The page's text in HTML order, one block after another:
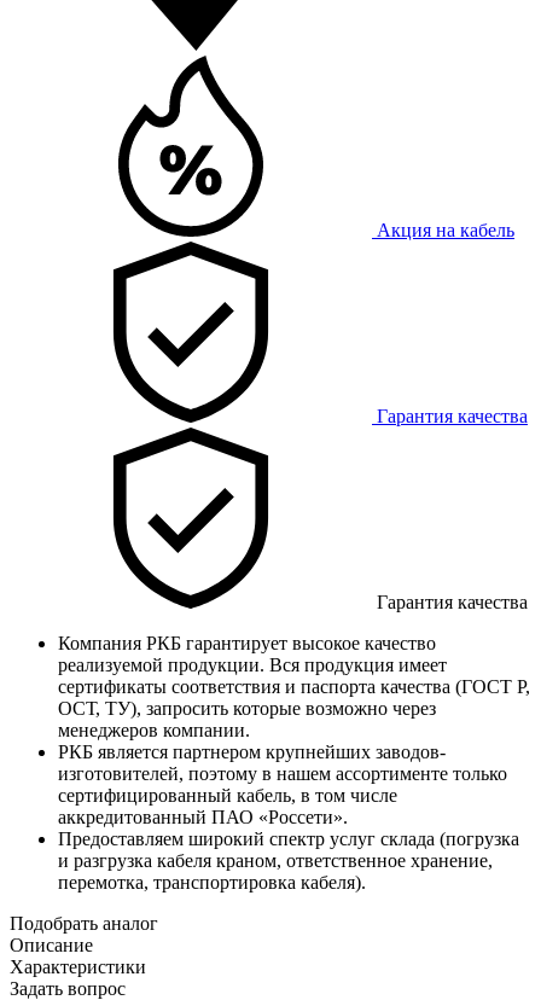
Акция на кабель
Гарантия качества
Гарантия качества
Компания РКБ гарантирует высокое качество
реализуемой продукции. Вся продукция имеет
сертификаты соответствия и паспорта качества (ГОСТ Р,
ОСТ, ТУ), запросить которые возможно через
менеджеров компании.
РКБ является партнером крупнейших заводов-
изготовителей, поэтому в нашем ассортименте только
сертифицированный кабель, в том числе
аккредитованный ПАО «Россети».
Предоставляем широкий спектр услуг склада (погрузка
и разгрузка кабеля краном, ответственное хранение,
перемотка, транспортировка кабеля).
Подобрать аналог
Описание
Характеристики
Задать вопрос